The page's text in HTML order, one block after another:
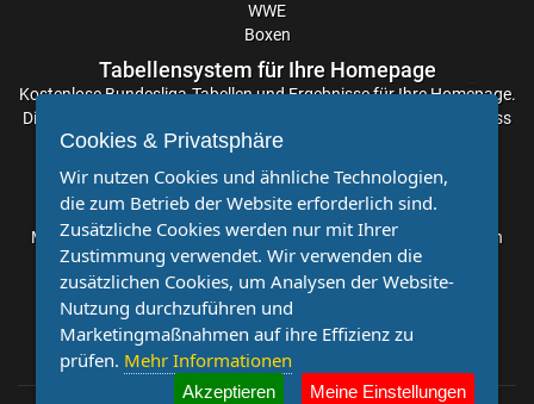
Aue
FC
Rostock
WWE
Boxen
Tabellensystem für Ihre Homepage
KostenloseBundesliga-Tabellenund Ergebnisse für Ihre Homepage.
Die Aktualisierung der Ergebnisse erfolgt alle paar Minuten, sodass
Sie stets auf dem Laufenden sind. Einfache und schnelle
Partnervereine
Möchten Sie, dass auch Ihr Verein mehr Beachtung findet? Dann
sind Sie bei uns genau richtig. Wir suchen Ihren Verein für eine
kostenlose Kooperation. Veröffentlichen Sie Ihre Spielberichte,
Sportnachrichten und Aufrufe bei uns!
Cookies & Privatsphäre
Wir nutzen Cookies und ähnliche Technologien,
die zum Betrieb der Website erforderlich sind.
Zusätzliche Cookies werden nur mit Ihrer
Zustimmung verwendet. Wir verwenden die
zusätzlichen Cookies, um Analysen der Website-
Nutzung durchzuführen und
Marketingmaßnahmen auf ihre Effizienz zu
prüfen. Mehr Informationen
Akzeptieren Meine Einstellungen